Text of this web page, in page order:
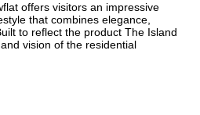
offers visitors an impressive
that combines elegance,
to reflect the product The Island
vision of the residential